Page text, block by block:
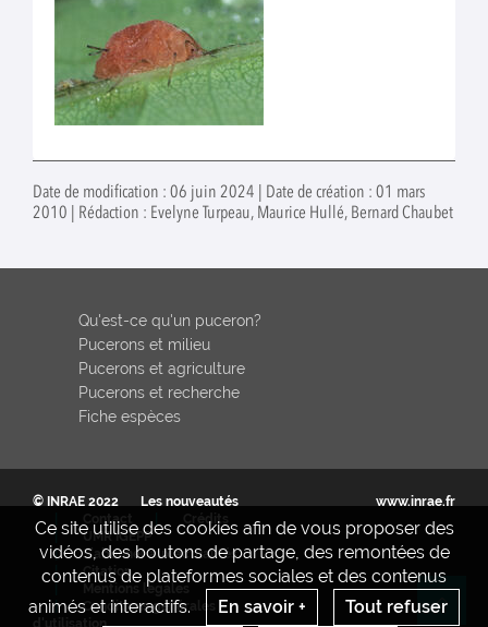
Date de modification : 06 juin 2024 | Date de création : 01 mars
2010 | Rédaction : Evelyne Turpeau, Maurice Hullé, Bernard Chaubet
Ce site utilise des cookies afin de vous proposer des
vidéos, des boutons de partage, des remontées de
contenus de plateformes sociales et des contenus
animés et interactifs.
En savoir + Tout refuser
Qu'est-ce qu'un puceron?
Pucerons et milieu
Pucerons et agriculture
Pucerons et recherche
Fiche espèces
© INRAE 2022
Les nouveautés
Contact
Crédits
UMR IGEPP
S'abonner aux actualités
Citation
Mentions legales
Conditions générales
d'utilisation
www.inrae.fr